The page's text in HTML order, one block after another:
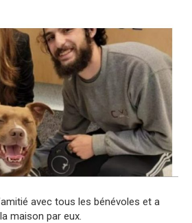
avec tous les bénévoles et a
maison par eux.